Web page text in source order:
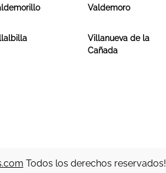
Valdemoro
Villanueva de la
Cañada
Todos los derechos reservados!